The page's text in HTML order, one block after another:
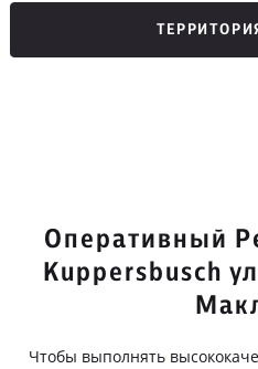
Оперативный
Kuppersbusch
Чтобы выполнять